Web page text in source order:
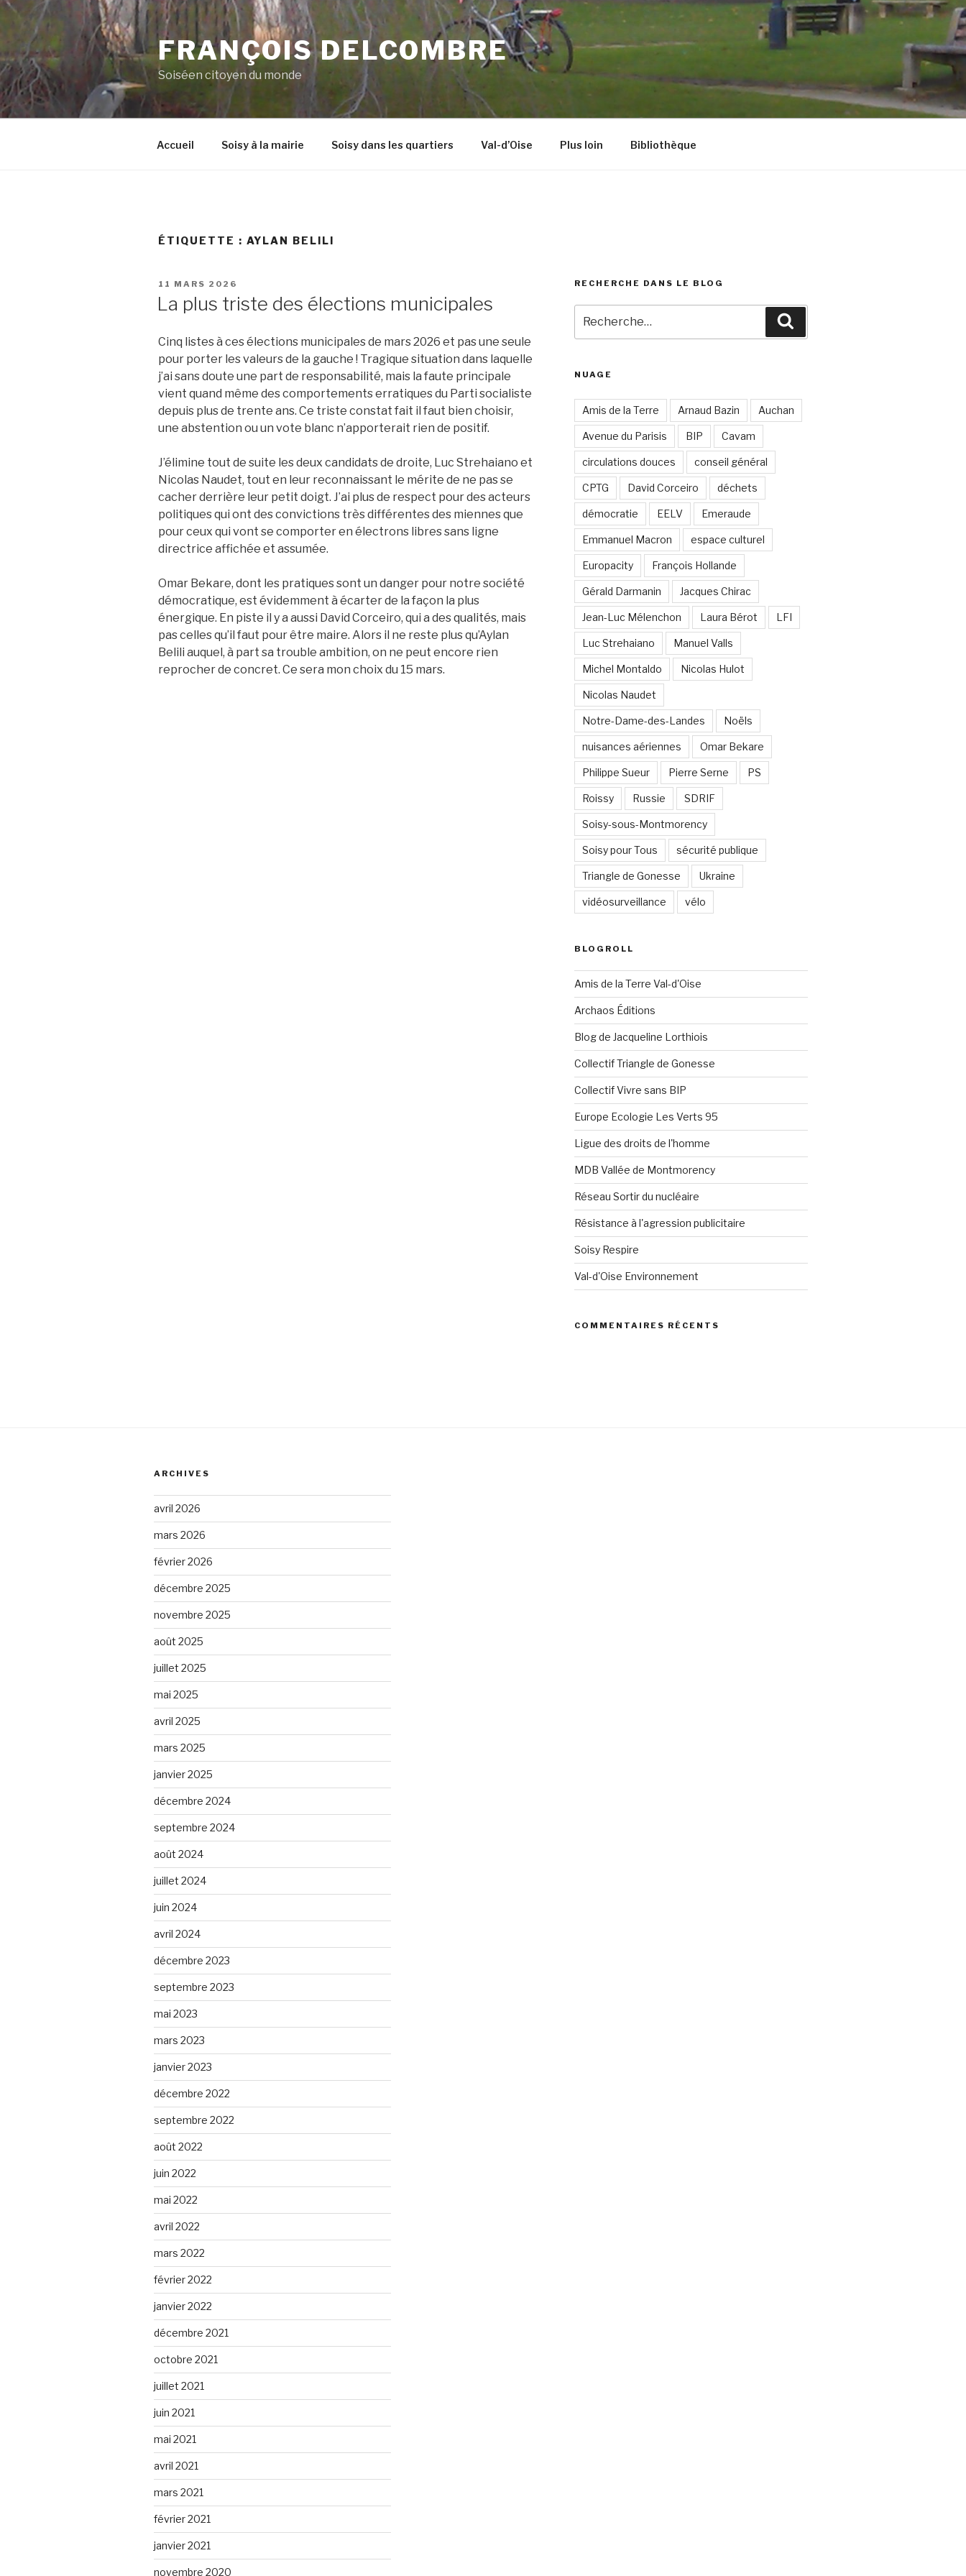
Aller
contenu
principal
FRANÇOIS DELCOMBRE
Soiséen citoyen du monde
Accueil Soisy à la mairie Soisy dans les quartiers Val-d’Oise Plus loin Bibliothèque
ÉTIQUETTE : AYLAN BELILI
PUBLIÉ
LE
11 MARS 2026
La plus triste des élections municipales
Cinq listes à ces élections municipales de mars 2026 et pas une seule
pour porter les valeurs de la gauche ! Tragique situation dans laquelle
j’ai sans doute une part de responsabilité, mais la faute principale
vient quand même des comportements erratiques du Parti socialiste
depuis plus de trente ans. Ce triste constat fait il faut bien choisir,
une abstention ou un vote blanc n’apporterait rien de positif.
J’élimine tout de suite les deux candidats de droite, Luc Strehaiano et
Nicolas Naudet, tout en leur reconnaissant le mérite de ne pas se
cacher derrière leur petit doigt. J’ai plus de respect pour des acteurs
politiques qui ont des convictions très différentes des miennes que
pour ceux qui vont se comporter en électrons libres sans ligne
directrice affichée et assumée.
Omar Bekare, dont les pratiques sont un danger pour notre société
démocratique, est évidemment à écarter de la façon la plus
énergique. En piste il y a aussi David Corceiro, qui a des qualités, mais
pas celles qu’il faut pour être maire. Alors il ne reste plus qu’Aylan
Belili auquel, à part sa trouble ambition, on ne peut encore rien
reprocher de concret. Ce sera mon choix du 15 mars.
RECHERCHE DANS LE BLOG
pour
NUAGE
Amis de la Terre Arnaud Bazin Auchan
Avenue du Parisis BIP Cavam
circulations douces conseil général
CPTG David Corceiro déchets
démocratie EELV Emeraude
Emmanuel Macron espace culturel
Europacity François Hollande
Gérald Darmanin Jacques Chirac
Jean-Luc Mélenchon Laura Bérot LFI
Luc Strehaiano Manuel Valls
Michel Montaldo Nicolas Hulot
Nicolas Naudet
Notre-Dame-des-Landes Noëls
nuisances aériennes Omar Bekare
Philippe Sueur Pierre Serne PS
Roissy Russie SDRIF
Soisy-sous-Montmorency
Soisy pour Tous sécurité publique
Triangle de Gonesse Ukraine
vidéosurveillance vélo
BLOGROLL
Amis de la Terre Val-d'Oise
Archaos Éditions
Blog de Jacqueline Lorthiois
Collectif Triangle de Gonesse
Collectif Vivre sans BIP
Europe Ecologie Les Verts 95
Ligue des droits de l'homme
MDB Vallée de Montmorency
Réseau Sortir du nucléaire
Résistance à l'agression publicitaire
Soisy Respire
Val-d'Oise Environnement
COMMENTAIRES RÉCENTS
ARCHIVES
avril 2026
mars 2026
février 2026
décembre 2025
novembre 2025
août 2025
juillet 2025
mai 2025
avril 2025
mars 2025
janvier 2025
décembre 2024
septembre 2024
août 2024
juillet 2024
juin 2024
avril 2024
décembre 2023
septembre 2023
mai 2023
mars 2023
janvier 2023
décembre 2022
septembre 2022
août 2022
juin 2022
mai 2022
avril 2022
mars 2022
février 2022
janvier 2022
décembre 2021
octobre 2021
juillet 2021
juin 2021
mai 2021
avril 2021
mars 2021
février 2021
janvier 2021
novembre 2020